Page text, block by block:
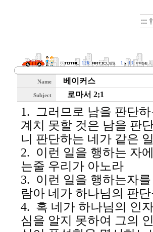
:::
126 1 13
Name 베이커스
Subject 로마서 2;1
1. 그러므로 남을 판단
계치 못할 것은 남을 판
니 판단하는 네가 같은
2. 이런 일을 행하는 자
는줄 우리가 아노라
3. 이런 일을 행하는자
람아 네가 하나님의 판
4. 혹 네가 하나님의 인
심을 알지 못하여 그의